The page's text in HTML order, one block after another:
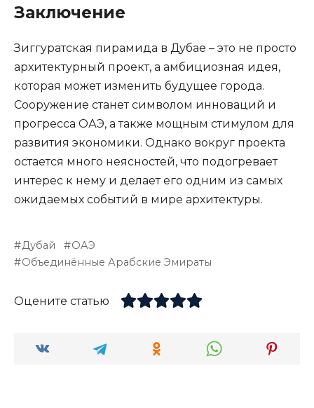
Заключение
Зиггуратская пирамида в Дубае – это не просто
архитектурный проект, а амбициозная идея,
которая может изменить будущее города.
Сооружение станет символом инноваций и
прогресса ОАЭ, а также мощным стимулом для
развития экономики. Однако вокруг проекта
остается много неясностей, что подогревает
интерес к нему и делает его одним из самых
ожидаемых событий в мире архитектуры.
Дубай
ОАЭ
Объединённые Арабские Эмираты
Оцените статью